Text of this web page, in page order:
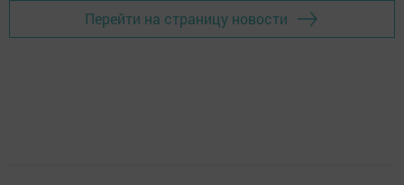
Перейти на страницу новости